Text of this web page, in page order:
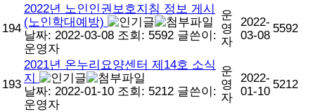
194
2022년 노인인권보호지침 정보 게시
(노인학대예방)
날짜: 2022-03-08 조회: 5592 글쓴이:
운영자
운
영
자
2022-
03-08
5592
193
2021년 온누리요양센터 제14호 소식
지
날짜: 2022-01-10 조회: 5212 글쓴이:
운영자
운
영
자
2022-
01-10
5212